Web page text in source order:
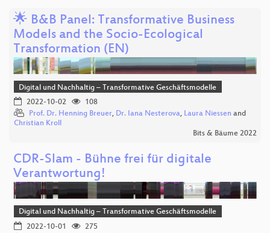
🌟 B&B Panel: Transformative Business
Models and the Socio-Ecological
Transformation (EN)
Digital und Nachhaltig – Transformative Geschäftsmodelle
2022-10-02
108
Prof. Dr. Henning Breuer, Dr. Iana Nesterova, Laura Niessen and
Christian Kroll
Bits & Bäume 2022
CDR-Slam - Bühne frei für digitale
Verantwortung!
Digital und Nachhaltig – Transformative Geschäftsmodelle
2022-10-01
275